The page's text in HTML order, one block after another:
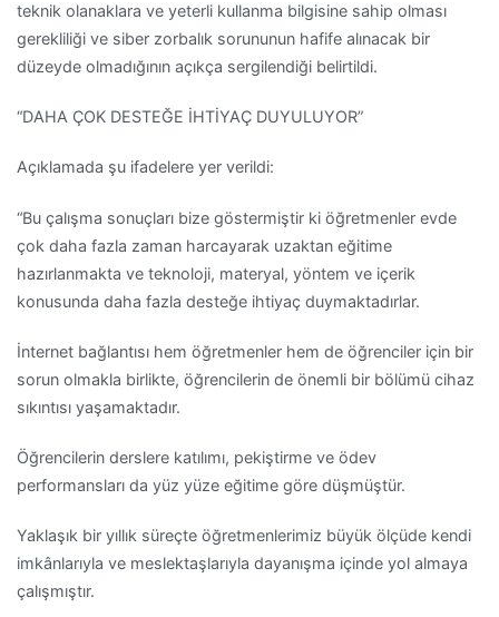
teknik olanaklara ve yeterli kullanma bilgisine sahip olması
gerekliliği ve siber zorbalık sorununun hafife alınacak bir
düzeyde olmadığının açıkça sergilendiği belirtildi.
“DAHA ÇOK DESTEĞE İHTİYAÇ DUYULUYOR”
Açıklamada şu ifadelere yer verildi:
“Bu çalışma sonuçları bize göstermiştir ki öğretmenler evde
çok daha fazla zaman harcayarak uzaktan eğitime
hazırlanmakta ve teknoloji, materyal, yöntem ve içerik
konusunda daha fazla desteğe ihtiyaç duymaktadırlar.
İnternet bağlantısı hem öğretmenler hem de öğrenciler için bir
sorun olmakla birlikte, öğrencilerin de önemli bir bölümü cihaz
sıkıntısı yaşamaktadır.
Öğrencilerin derslere katılımı, pekiştirme ve ödev
performansları da yüz yüze eğitime göre düşmüştür.
Yaklaşık bir yıllık süreçte öğretmenlerimiz büyük ölçüde kendi
imkânlarıyla ve meslektaşlarıyla dayanışma içinde yol almaya
çalışmıştır.